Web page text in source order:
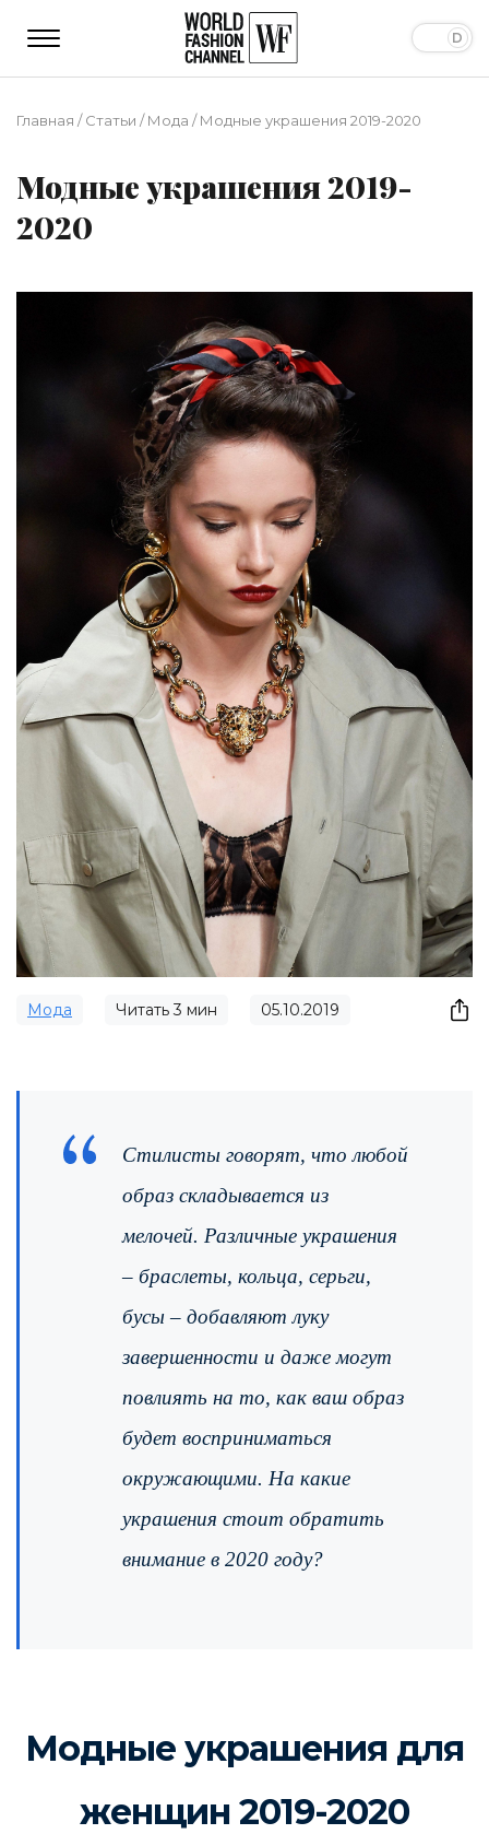
Главная /Статьи /Мода /Модные украшения 2019-2020
Модные украшения 2019-
2020
Мода Читать3 мин 05.10.2019
Стилисты говорят, что любой
образ складывается из
мелочей. Различные украшения
– браслеты, кольца, серьги,
бусы – добавляют луку
завершенности и даже могут
повлиять на то, как ваш образ
будет восприниматься
окружающими. На какие
украшения стоит обратить
внимание в 2020 году?
Модные украшения для
женщин 2019-2020